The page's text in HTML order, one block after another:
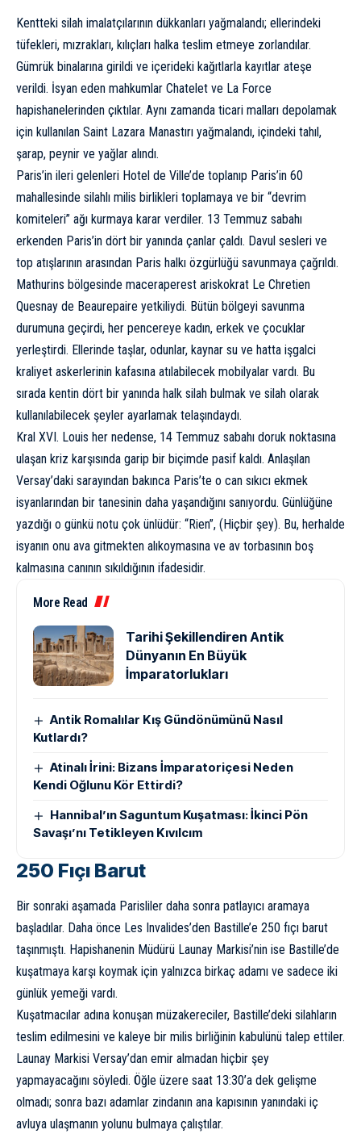
Kentteki silah imalatçılarının dükkanları yağmalandı; ellerindeki
tüfekleri, mızrakları, kılıçları halka teslim etmeye zorlandılar.
Gümrük binalarına girildi ve içerideki kağıtlarla kayıtlar ateşe
verildi. İsyan eden mahkumlar Chatelet ve La Force
hapishanelerinden çıktılar. Aynı zamanda ticari malları depolamak
için kullanılan Saint Lazara Manastırı yağmalandı, içindeki tahıl,
şarap, peynir ve yağlar alındı.
Paris’in ileri gelenleri Hotel de Ville’de toplanıp Paris’in 60
mahallesinde silahlı milis birlikleri toplamaya ve bir “devrim
komiteleri” ağı kurmaya karar verdiler. 13 Temmuz sabahı
erkenden Paris’in dört bir yanında çanlar çaldı. Davul sesleri ve
top atışlarının arasından Paris halkı özgürlüğü savunmaya çağrıldı.
Mathurins bölgesinde maceraperest ariskokrat Le Chretien
Quesnay de Beaurepaire yetkiliydi. Bütün bölgeyi savunma
durumuna geçirdi, her pencereye kadın, erkek ve çocuklar
yerleştirdi. Ellerinde taşlar, odunlar, kaynar su ve hatta işgalci
kraliyet askerlerinin kafasına atılabilecek mobilyalar vardı. Bu
sırada kentin dört bir yanında halk silah bulmak ve silah olarak
kullanılabilecek şeyler ayarlamak telaşındaydı.
Kral XVI. Louis her nedense, 14 Temmuz sabahı doruk noktasına
ulaşan kriz karşısında garip bir biçimde pasif kaldı. Anlaşılan
Versay’daki sarayından bakınca Paris’te o can sıkıcı ekmek
isyanlarından bir tanesinin daha yaşandığını sanıyordu. Günlüğüne
yazdığı o günkü notu çok ünlüdür: “Rien”, (Hiçbir şey). Bu, herhalde
isyanın onu ava gitmekten alıkoymasına ve av torbasının boş
kalmasına canının sıkıldığının ifadesidir.
More Read
Tarihi Şekillendiren Antik
Dünyanın En Büyük
İmparatorlukları
Antik Romalılar Kış Gündönümünü Nasıl
Kutlardı?
Atinalı İrini: Bizans İmparatoriçesi Neden
Kendi Oğlunu Kör Ettirdi?
Hannibal’ın Saguntum Kuşatması: İkinci Pön
Savaşı’nı Tetikleyen Kıvılcım
250 Fıçı Barut
Bir sonraki aşamada Parisliler daha sonra patlayıcı aramaya
başladılar. Daha önce Les Invalides’den Bastille’e 250 fıçı barut
taşınmıştı. Hapishanenin Müdürü Launay Markisi’nin ise Bastille’de
kuşatmaya karşı koymak için yalnızca birkaç adamı ve sadece iki
günlük yemeği vardı.
Kuşatmacılar adına konuşan müzakereciler, Bastille’deki silahların
teslim edilmesini ve kaleye bir milis birliğinin kabulünü talep ettiler.
Launay Markisi Versay’dan emir almadan hiçbir şey
yapmayacağını söyledi. Öğle üzere saat 13:30’a dek gelişme
olmadı; sonra bazı adamlar zindanın ana kapısının yanındaki iç
avluya ulaşmanın yolunu bulmaya çalıştılar.